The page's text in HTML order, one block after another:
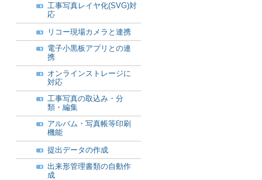
工事写真レイヤ化(SVG)対
応
リコー現場カメラと連携
電子小黒板アプリとの連
携
オンラインストレージに
対応
工事写真の取込み・分
類・編集
アルバム・写真帳等印刷
機能
提出データの作成
出来形管理書類の自動作
成